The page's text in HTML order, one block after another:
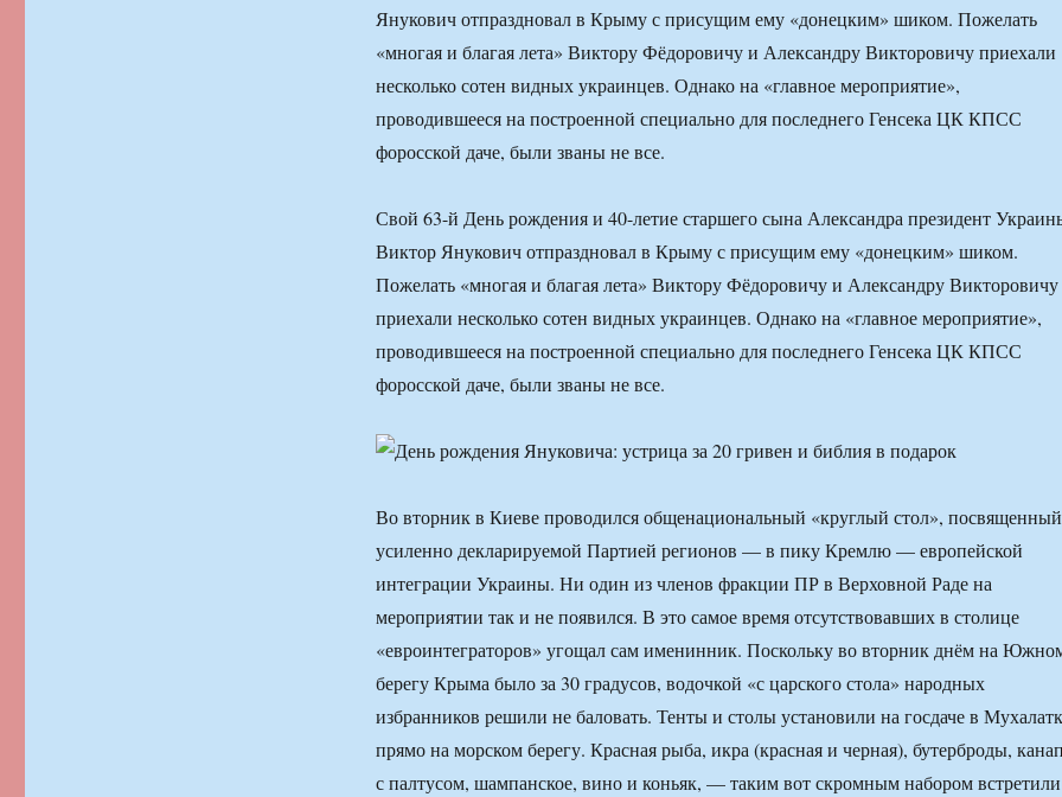
Янукович отпраздновал в Крыму с присущим ему «донецким» шиком. Пожелать
«многая и благая лета» Виктору Фёдоровичу и Александру Викторовичу приехали
несколько сотен видных украинцев. Однако на «главное мероприятие»,
проводившееся на построенной специально для последнего Генсека ЦК КПСС
форосской даче, были званы не все.
Свой 63-й День рождения и 40-летие старшего сына Александра президент
Виктор Янукович отпраздновал в Крыму с присущим ему «донецким» шиком.
Пожелать «многая и благая лета» Виктору Фёдоровичу и Александру Викторовичу
приехали несколько сотен видных украинцев. Однако на «главное мероприятие»,
проводившееся на построенной специально для последнего Генсека ЦК КПСС
форосской даче, были званы не все.
Во вторник в Киеве проводился общенациональный «круглый стол», посвященный
усиленно декларируемой Партией регионов — в пику Кремлю — европейской
интеграции Украины. Ни один из членов фракции ПР в Верховной Раде на
мероприятии так и не появился. В это самое время отсутствовавших в столице
«евроинтеграторов» угощал сам именинник. Поскольку во вторник днём на
берегу Крыма было за 30 градусов, водочкой «с царского стола» народных
избранников решили не баловать. Тенты и столы установили на госдаче в
прямо на морском берегу. Красная рыба, икра (красная и черная), бутерброды,
с палтусом, шампанское, вино и коньяк, — таким вот скромным набором встретили